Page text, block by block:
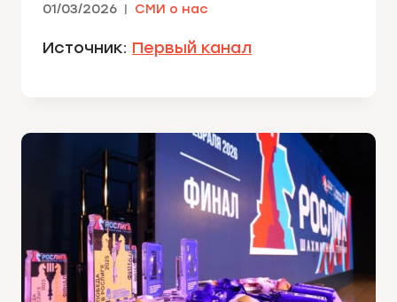
01/03/2026 СМИ о нас
Источник: Первый канал